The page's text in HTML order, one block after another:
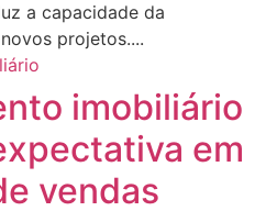
a capacidade da
projetos....
imobiliário
em
vendas